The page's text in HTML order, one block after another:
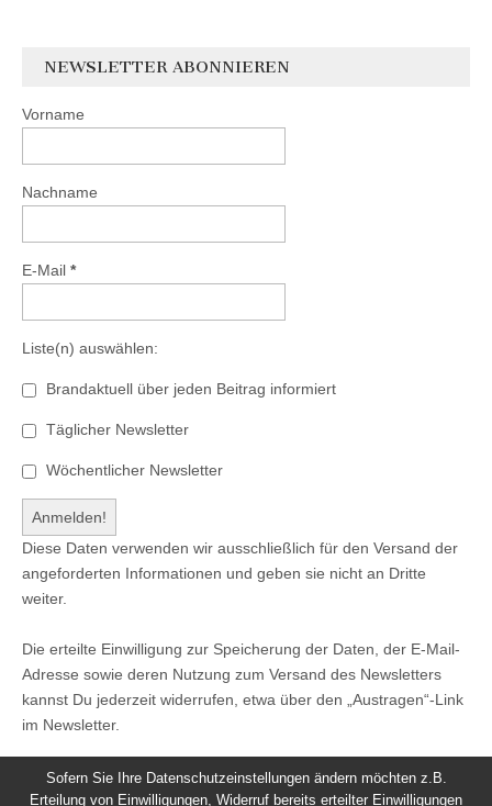
NEWSLETTER ABONNIEREN
Vorname
Nachname
E-Mail *
Liste(n) auswählen:
Brandaktuell über jeden Beitrag informiert
Täglicher Newsletter
Wöchentlicher Newsletter
Diese Daten verwenden wir ausschließlich für den Versand der
angeforderten Informationen und geben sie nicht an Dritte
weiter.
Die erteilte Einwilligung zur Speicherung der Daten, der E-Mail-
Adresse sowie deren Nutzung zum Versand des Newsletters
kannst Du jederzeit widerrufen, etwa über den „Austragen“-Link
im Newsletter.
Sofern Sie Ihre Datenschutzeinstellungen ändern möchten z.B.
Erteilung von Einwilligungen, Widerruf bereits erteilter Einwilligungen